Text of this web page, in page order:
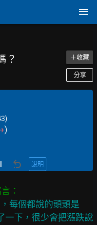
？ ＋收藏
分享
)
說明
每個都說的頭頭是
一下，很少會把漲跌說